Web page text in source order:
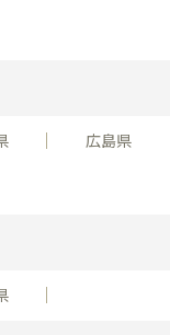
広島県